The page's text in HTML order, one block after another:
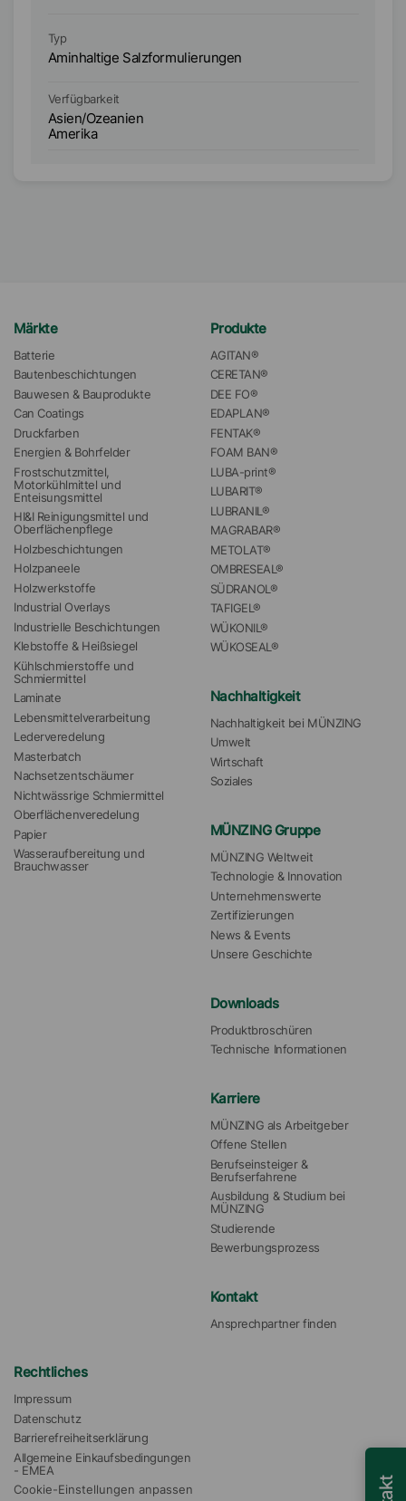
Typ
Aminhaltige Salzformulierungen
Verfügbarkeit
Asien/Ozeanien
Amerika
Märkte
Batterie
Bautenbeschichtungen
Bauwesen & Bauprodukte
Can Coatings
Druckfarben
Energien & Bohrfelder
Frostschutzmittel,
Motorkühlmittel und
Enteisungsmittel
HI&I Reinigungsmittel und
Oberflächenpflege
Holzbeschichtungen
Holzpaneele
Holzwerkstoffe
Industrial Overlays
Industrielle Beschichtungen
Klebstoffe & Heißsiegel
Kühlschmierstoffe und
Schmiermittel
Laminate
Lebensmittelverarbeitung
Lederveredelung
Masterbatch
Nachsetzentschäumer
Nichtwässrige Schmiermittel
Oberflächenveredelung
Papier
Wasseraufbereitung und
Brauchwasser
Produkte
AGITAN®
CERETAN®
DEE FO®
EDAPLAN®
FENTAK®
FOAM BAN®
LUBA-print®
LUBARIT®
LUBRANIL®
MAGRABAR®
METOLAT®
OMBRESEAL®
SÜDRANOL®
TAFIGEL®
WÜKONIL®
WÜKOSEAL®
Nachhaltigkeit
Nachhaltigkeit bei MÜNZING
Umwelt
Wirtschaft
Soziales
MÜNZING Gruppe
MÜNZING Weltweit
Technologie & Innovation
Unternehmenswerte
Zertifizierungen
News & Events
Unsere Geschichte
Downloads
Produktbroschüren
Technische Informationen
Karriere
MÜNZING als Arbeitgeber
Offene Stellen
Berufseinsteiger &
Berufserfahrene
Ausbildung & Studium bei
MÜNZING
Studierende
Bewerbungsprozess
Kontakt
Ansprechpartner finden
Rechtliches
Impressum
Datenschutz
Barrierefreiheitserklärung
Allgemeine Einkaufsbedingungen
- EMEA
Cookie-Einstellungen anpassen